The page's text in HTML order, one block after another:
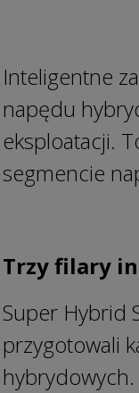
Inteligentne
napędu
eksploatacji.
segmencie
Trzy filary
Super Hybrid
przygotowali
hybrydowych.